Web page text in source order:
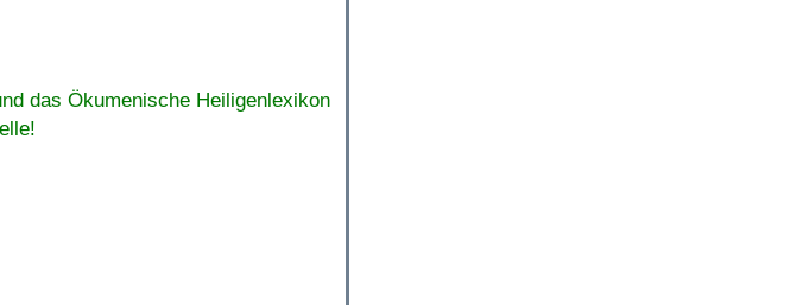
das Ökumenische Heiligenlexikon